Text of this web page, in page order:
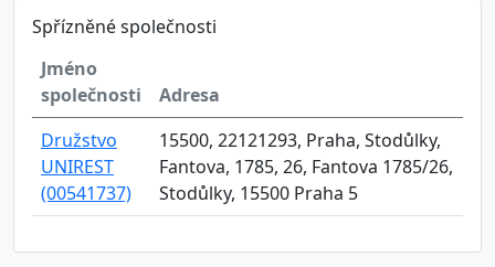
Spřízněné společnosti
Jméno
společnosti
Adresa
Družstvo
UNIREST
(00541737)
15500, 22121293, Praha, Stodůlky,
Fantova, 1785, 26, Fantova 1785/26,
Stodůlky, 15500 Praha 5